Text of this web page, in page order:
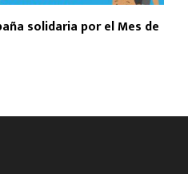
solidaria por el Mes de